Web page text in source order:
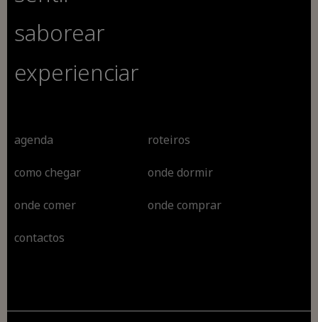
saborear
experienciar
agenda roteiros
como chegar onde dormir
onde comer onde comprar
contactos